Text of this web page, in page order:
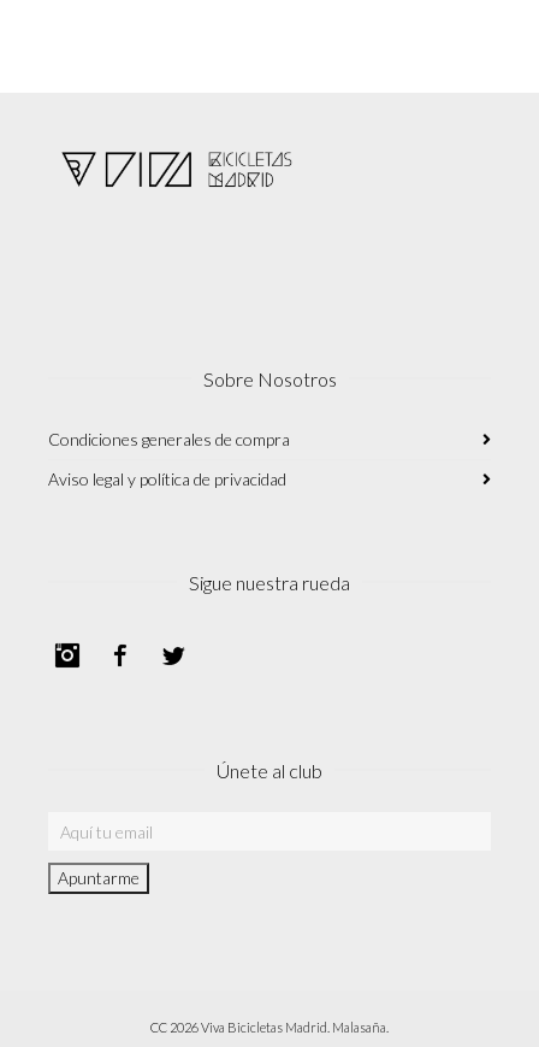
Sobre Nosotros
Condiciones generales de compra
Aviso legal y política de privacidad
Sigue nuestra rueda
InstagramFacebook
Únete al club
CC 2026 Viva Bicicletas Madrid. Malasaña.